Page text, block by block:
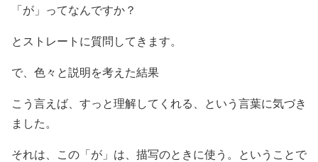
「が」ってなんですか？
とストレートに質問してきます。
で、色々と説明を考えた結果
こう言えば、すっと理解してくれる、という言葉に気づき
ました。
それは、この「が」は、描写のときに使う。ということで